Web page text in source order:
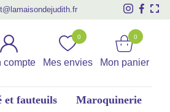
compte Mes envies
0
Mon panier
0
et fauteuils Maroquinerie